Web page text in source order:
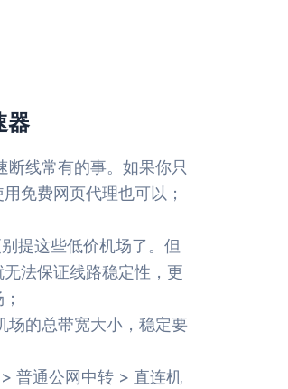
器
断线常有的事。如果你只
免费网页代理也可以；
提这些低价机场了。但
法保证线路稳定性，更
场的总带宽大小，稳定要
普通公网中转 > 直连机